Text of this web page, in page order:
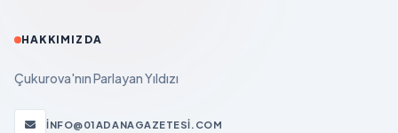
HAKKIMIZDA
Çukurova'nın Parlayan Yıldızı
INFO@01ADANAGAZETESI.COM